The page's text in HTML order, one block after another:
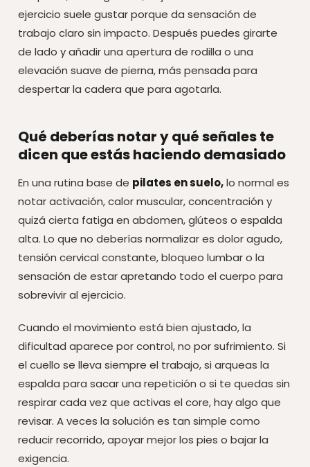
ejercicio suele gustar porque da sensación de
trabajo claro sin impacto. Después puedes girarte
de lado y añadir una apertura de rodilla o una
elevación suave de pierna, más pensada para
despertar la cadera que para agotarla.
Qué deberías notar y qué señales te
dicen que estás haciendo demasiado
En una rutina base de pilates en suelo,lo normal es
notar activación, calor muscular, concentración y
quizá cierta fatiga en abdomen, glúteos o espalda
alta. Lo que no deberías normalizar es dolor agudo,
tensión cervical constante, bloqueo lumbar o la
sensación de estar apretando todo el cuerpo para
sobrevivir al ejercicio.
Cuando el movimiento está bien ajustado, la
dificultad aparece por control, no por sufrimiento. Si
el cuello se lleva siempre el trabajo, si arqueas la
espalda para sacar una repetición o si te quedas sin
respirar cada vez que activas el core, hay algo que
revisar. A veces la solución es tan simple como
reducir recorrido, apoyar mejor los pies o bajar la
exigencia.